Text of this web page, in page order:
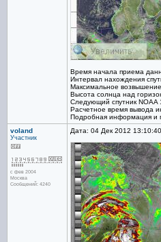
Время начала приема
Интервал нахождения
Максимальное
Высота солнца над
Следующий спутник NOAA
Расчетное время вывода
Подробная информация и
voland
Участник
с фев 2004
Москва
Сообщений: 4240
Дата: 04 Дек 2012 13:10:40